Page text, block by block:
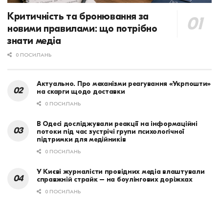
Критичність та бронювання за
новими правилами: що потрібно
знати медіа
0 ПОСИЛАНЬ
Актуально. Про механізми реагування «Укрпошти»
на скарги щодо доставки
0 ПОСИЛАНЬ
В Одесі досліджували реакції на інформаційні
потоки під час зустрічі групи психологічної
підтримки для медійників
0 ПОСИЛАНЬ
У Києві журналісти провідних медіа влаштували
справжній страйк – на боулінгових доріжках
0 ПОСИЛАНЬ